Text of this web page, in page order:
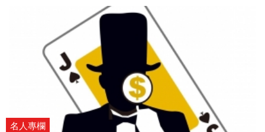
季有哪些公司有機會出頭天？值得觀察。
名人專欄